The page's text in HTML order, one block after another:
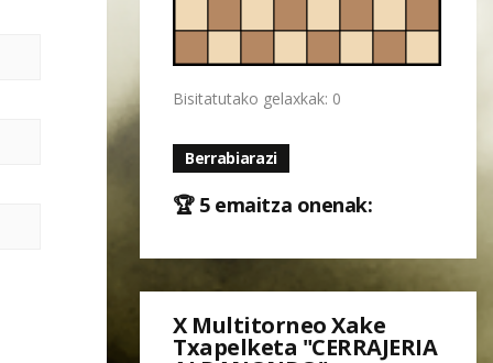
Bisitatutako gelaxkak: 0
Berrabiarazi
🏆 5 emaitza onenak:
X Multitorneo Xake
Txapelketa "CERRAJERIA